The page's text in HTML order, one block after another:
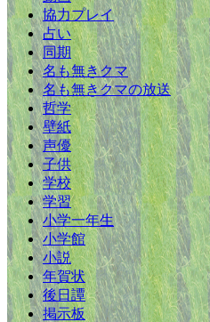
協力プレイ
占い
同期
名も無きクマ
名も無きクマの放送
哲学
壁紙
声優
子供
学校
学習
小学一年生
小学館
小説
年賀状
後日譚
掲示板